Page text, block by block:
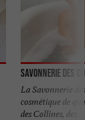
Savonnerie des
La Savonnerie
cosmétique de
des Collines, des ...